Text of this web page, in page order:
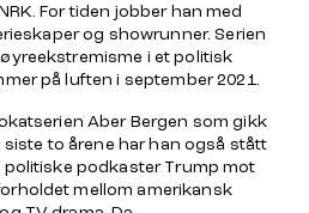
For tiden jobber han med
og showrunner. Serien
i et politisk
på luften i september 2021.
Aber Bergen som gikk
siste to årene har han også stått
politiske podkaster Trump mot
mellom amerikansk